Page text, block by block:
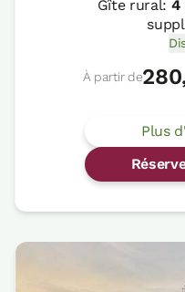
Gîte rural: 4
À partir de
Plus